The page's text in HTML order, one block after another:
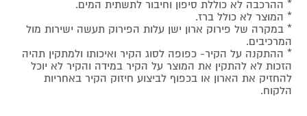
* ההרכבה לא כוללת סיפון וחיבור לתשתית המים.
* המוצר לא כולל ברז.
* במקרה של פירוק ארון ישן עלות הפירוק תעשה ישירות מול
המרכיבים.
* ההתקנה על הקיר- כפופה לסוג הקיר ואיכותו ולמתקין תהיה
הזכות לא להתקין את המוצר על הקיר במידה והקיר לא יוכל
להחזיק את הארון או בכפוף לביצוע חיזוק הקיר באחריות
הלקוח.